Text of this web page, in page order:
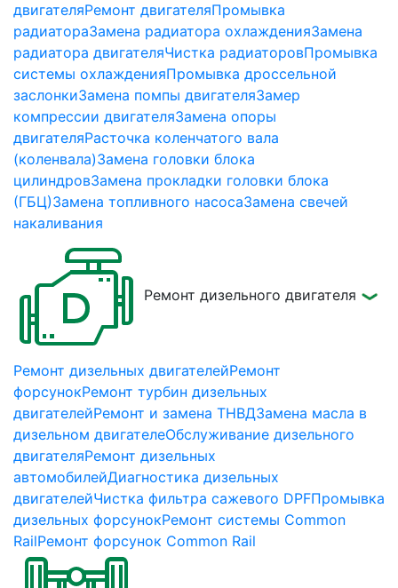
двигателяРемонт двигателяПромывка
радиатораЗамена радиатора охлажденияЗамена
радиатора двигателяЧистка радиаторовПромывка
системы охлажденияПромывка дроссельной
заслонкиЗамена помпы двигателяЗамер
компрессии двигателяЗамена опоры
двигателяРасточка коленчатого вала
(коленвала)Замена головки блока
цилиндровЗамена прокладки головки блока
(ГБЦ)Замена топливного насосаЗамена свечей
накаливания
Ремонт дизельного двигателя
Ремонт дизельных двигателейРемонт
форсунокРемонт турбин дизельных
двигателейРемонт и замена ТНВДЗамена масла в
дизельном двигателеОбслуживание дизельного
двигателяРемонт дизельных
автомобилейДиагностика дизельных
двигателейЧистка фильтра сажевого DPFПромывка
дизельных форсунокРемонт системы Common
RailРемонт форсунок Common Rail